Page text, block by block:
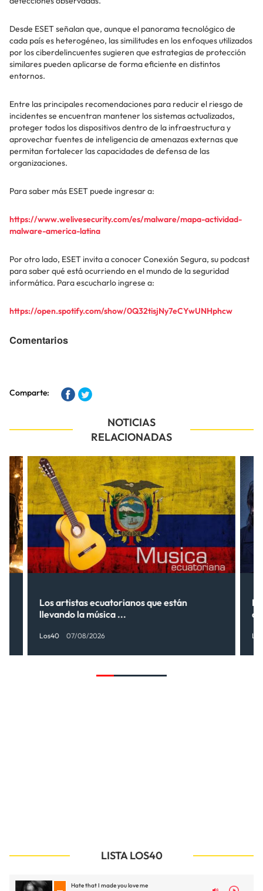
Desde ESET señalan que, aunque el panorama tecnológico de
cada país es heterogéneo, las similitudes en los enfoques utilizados
por los ciberdelincuentes sugieren que estrategias de protección
similares pueden aplicarse de forma eficiente en distintos
entornos.
Entre las principales recomendaciones para reducir el riesgo de
incidentes se encuentran mantener los sistemas actualizados,
proteger todos los dispositivos dentro de la infraestructura y
aprovechar fuentes de inteligencia de amenazas externas que
permitan fortalecer las capacidades de defensa de las
organizaciones.
Para saber más ESET puede ingresar a:
https://www.welivesecurity.com/es/malware/mapa-actividad-
malware-america-latina
Por otro lado, ESET invita a conocer Conexión Segura, su podcast
para saber qué está ocurriendo en el mundo de la seguridad
informática. Para escucharlo ingrese a:
https://open.spotify.com/show/0Q32tisjNy7eCYwUNHphcw
Comentarios
Comparte:
NOTICIAS
RELACIONADAS
Los artistas ecuatorianos que están
llevando la música ...
Los40 07/08/2026
LISTA LOS40
Hate that I made you love me